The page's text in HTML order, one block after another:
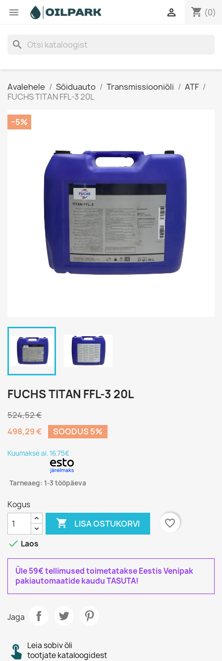
 shopping_cart (0)

search
Avalehele Sõiduauto Transmissiooniõli
ATF
FUCHS TITAN FFL-3 20L
−5%
FUCHS TITAN FFL-3 20L
524,52 €
498,29 €
SOODUS 5%
Kuumakse al. 16.75€
Tarneaeg: 1-3 tööpäeva
Kogus
 LISA OSTUKORVI
favorite_border
 Laos
Üle 59€ tellimused toimetatakse Eestis Venipak
pakiautomaatide kaudu TASUTA!
Jaga
Leia sobiv õli
tootjate kataloogidest